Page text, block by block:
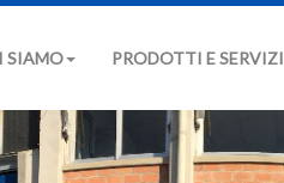
SIAMO PRODOTTI E SERVIZI